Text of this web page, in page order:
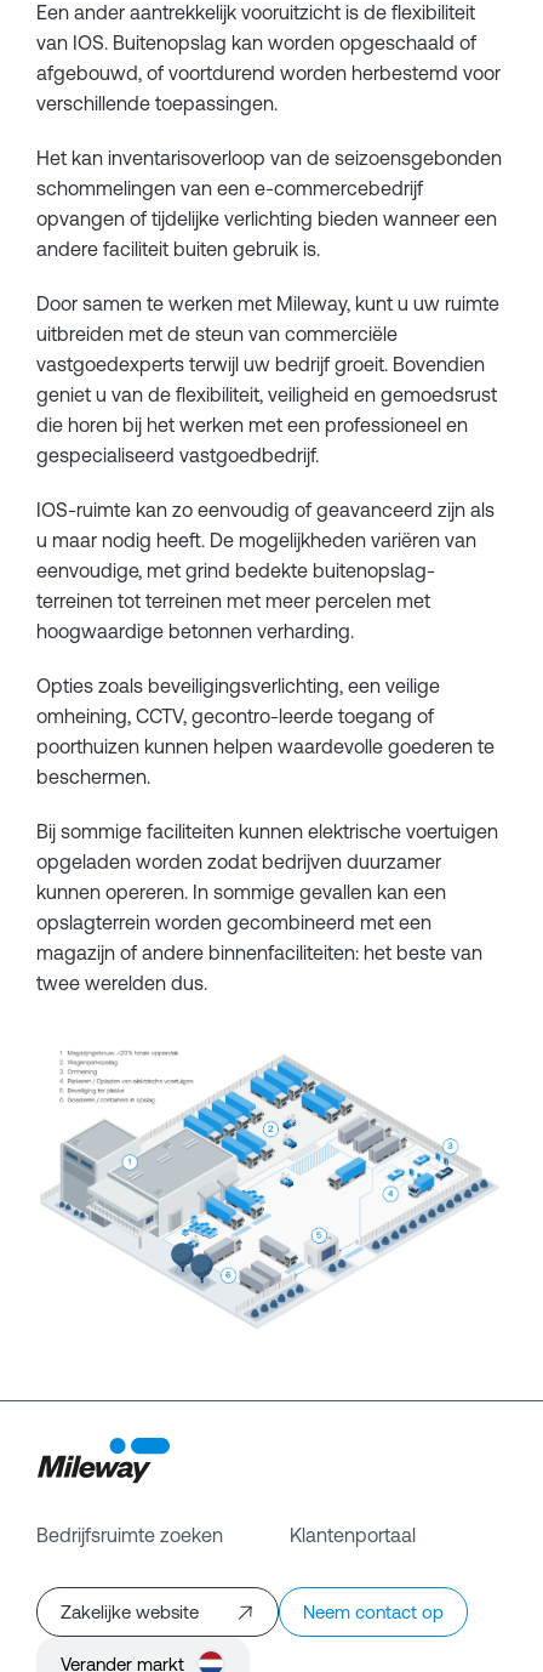
Een ander aantrekkelijk vooruitzicht is de flexibiliteit
van IOS. Buitenopslag kan worden opgeschaald of
afgebouwd, of voortdurend worden herbestemd voor
verschillende toepassingen.
Het kan inventarisoverloop van de seizoensgebonden
schommelingen van een e-commercebedrijf
opvangen of tijdelijke verlichting bieden wanneer een
andere faciliteit buiten gebruik is.
Door samen te werken met Mileway, kunt u uw ruimte
uitbreiden met de steun van commerciële
vastgoedexperts terwijl uw bedrijf groeit. Bovendien
geniet u van de flexibiliteit, veiligheid en gemoedsrust
die horen bij het werken met een professioneel en
gespecialiseerd vastgoedbedrijf.
IOS-ruimte kan zo eenvoudig of geavanceerd zijn als
u maar nodig heeft. De mogelijkheden variëren van
eenvoudige, met grind bedekte buitenopslag-
terreinen tot terreinen met meer percelen met
hoogwaardige betonnen verharding.
Opties zoals beveiligingsverlichting, een veilige
omheining, CCTV, gecontro-leerde toegang of
poorthuizen kunnen helpen waardevolle goederen te
beschermen.
Bij sommige faciliteiten kunnen elektrische voertuigen
opgeladen worden zodat bedrijven duurzamer
kunnen opereren. In sommige gevallen kan een
opslagterrein worden gecombineerd met een
magazijn of andere binnenfaciliteiten: het beste van
twee werelden dus.
Bedrijfsruimte zoeken Klantenportaal
Zakelijke website Neem contact op
Verander markt